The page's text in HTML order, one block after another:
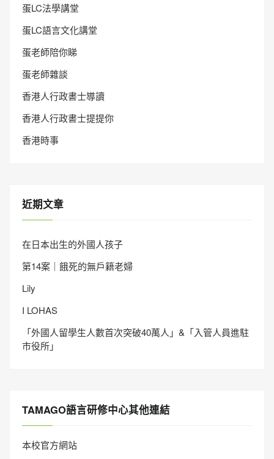
蛋LC法學講堂
蛋LC語言文化講堂
蛋老師陪你睇
蛋老師雜談
香港人行政書士導讀
香港人行政書士提提你
香港時事
近期文章
在日本出生的外國人孩子
第14案｜餓死的無戶籍老婦
Lily
I LOHAS
「外國人留學生人數首次突破40萬人」&「入管人員進駐
市役所」
TAMAGO語言研修中心其他連結
本校官方網站